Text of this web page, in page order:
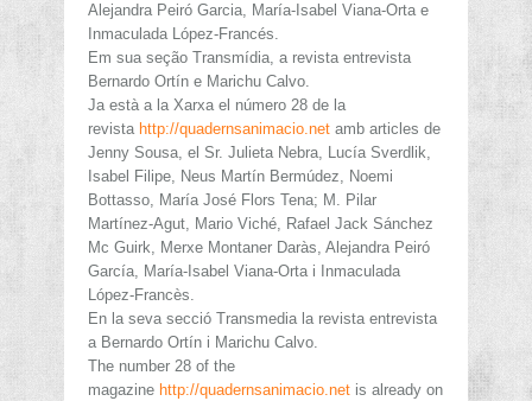
Alejandra Peiró Garcia, María-Isabel Viana-Orta e
Inmaculada López-Francés.
Em sua seção Transmídia, a revista entrevista
Bernardo Ortín e Marichu Calvo.
Ja està a la Xarxa el número 28 de la
revista http://quadernsanimacio.net amb articles de
Jenny Sousa, el Sr. Julieta Nebra, Lucía Sverdlik,
Isabel Filipe, Neus Martín Bermúdez, Noemi
Bottasso, María José Flors Tena; M. Pilar
Martínez-Agut, Mario Viché, Rafael Jack Sánchez
Mc Guirk, Merxe Montaner Daràs, Alejandra Peiró
García, María-Isabel Viana-Orta i Inmaculada
López-Francès.
En la seva secció Transmedia la revista entrevista
a Bernardo Ortín i Marichu Calvo.
The number 28 of the
magazine http://quadernsanimacio.net is already on